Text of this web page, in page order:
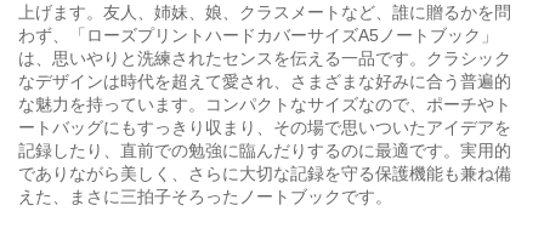
上げます。友人、姉妹、娘、クラスメートなど、誰に贈るかを問
わず、「ローズプリントハードカバーサイズA5ノートブック」
は、思いやりと洗練されたセンスを伝える一品です。クラシック
なデザインは時代を超えて愛され、さまざまな好みに合う普遍的
な魅力を持っています。コンパクトなサイズなので、ポーチやト
ートバッグにもすっきり収まり、その場で思いついたアイデアを
記録したり、直前での勉強に臨んだりするのに最適です。実用的
でありながら美しく、さらに大切な記録を守る保護機能も兼ね備
えた、まさに三拍子そろったノートブックです。